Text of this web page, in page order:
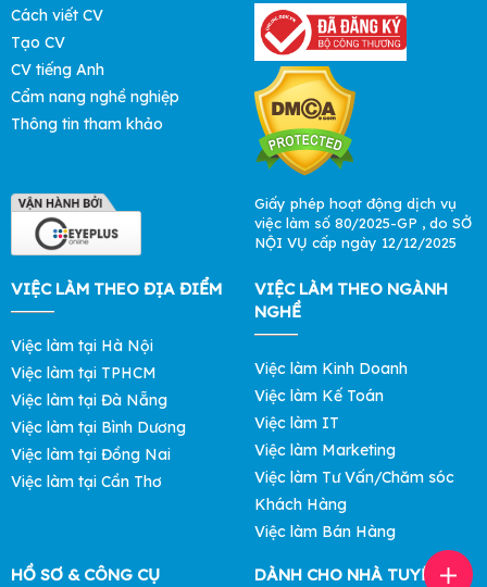
Cách viết CV
Tạo CV
CV tiếng Anh
Cẩm nang nghề nghiệp
Thông tin tham khảo
Giấy phép hoạt động dịch vụ
việc làm số 80/2025-GP , do SỞ
NỘI VỤ cấp ngày 12/12/2025
VIỆC LÀM THEO ĐỊA ĐIỂM
Việc làm tại Hà Nội
Việc làm tại TPHCM
Việc làm tại Đà Nẵng
Việc làm tại Bình Dương
Việc làm tại Đồng Nai
Việc làm tại Cần Thơ
VIỆC LÀM THEO NGÀNH
NGHỀ
Việc làm Kinh Doanh
Việc làm Kế Toán
Việc làm IT
Việc làm Marketing
Việc làm Tư Vấn/Chăm sóc
Khách Hàng
Việc làm Bán Hàng
HỒ SƠ & CÔNG CỤ
DÀNH CHO NHÀ TUYỂN